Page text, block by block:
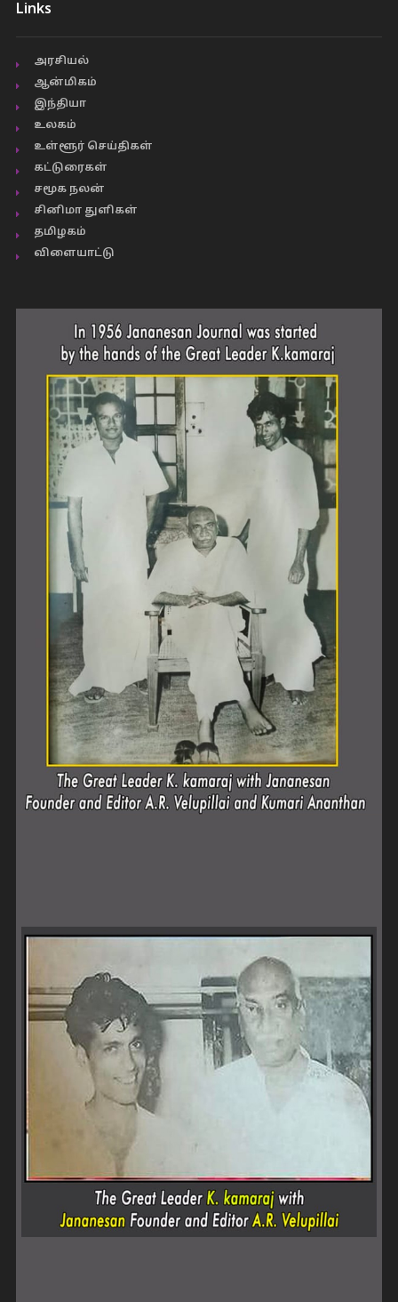
Links
அரசியல்
ஆன்மிகம்
இந்தியா
உலகம்
உள்ளூர் செய்திகள்
கட்டுரைகள்
சமூக நலன்
சினிமா துளிகள்
தமிழகம்
விளையாட்டு